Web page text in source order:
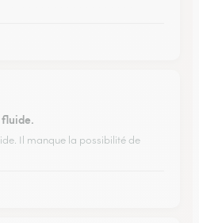
Il manque la possibilité de